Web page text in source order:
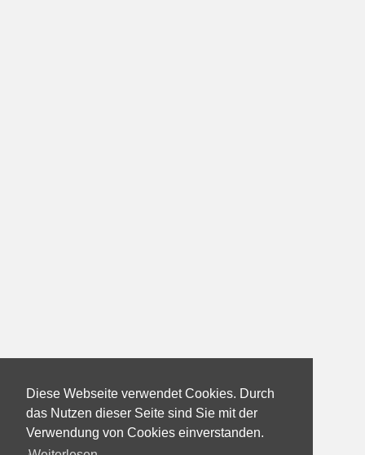
Diese Webseite verwendet Cookies. Durch
das Nutzen dieser Seite sind Sie mit der
Verwendung von Cookies einverstanden.